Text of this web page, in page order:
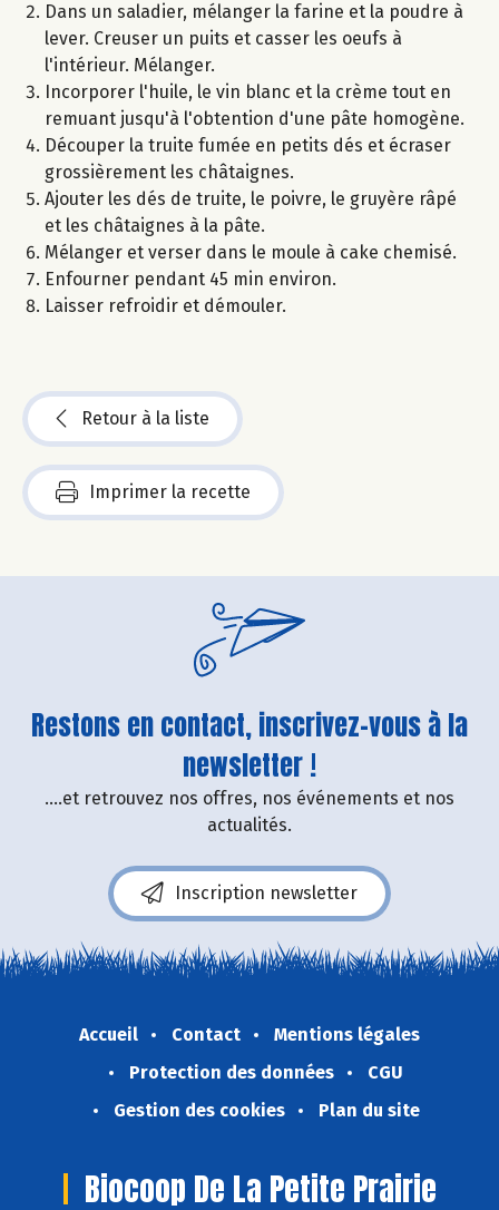
Dans un saladier, mélanger la farine et la poudre à
lever. Creuser un puits et casser les oeufs à
l'intérieur. Mélanger.
Incorporer l'huile, le vin blanc et la crème tout en
remuant jusqu'à l'obtention d'une pâte homogène.
Découper la truite fumée en petits dés et écraser
grossièrement les châtaignes.
Ajouter les dés de truite, le poivre, le gruyère râpé
et les châtaignes à la pâte.
Mélanger et verser dans le moule à cake chemisé.
Enfourner pendant 45 min environ.
Laisser refroidir et démouler.
Retour à la liste
Imprimer la recette
Restons en contact, inscrivez-vous à la
newsletter !
....et retrouvez nos offres, nos événements et nos
actualités.
Inscription newsletter
Accueil Contact
Mentions légales
Protection des données
CGU
Gestion des cookies
Plan du site
Biocoop De La Petite Prairie